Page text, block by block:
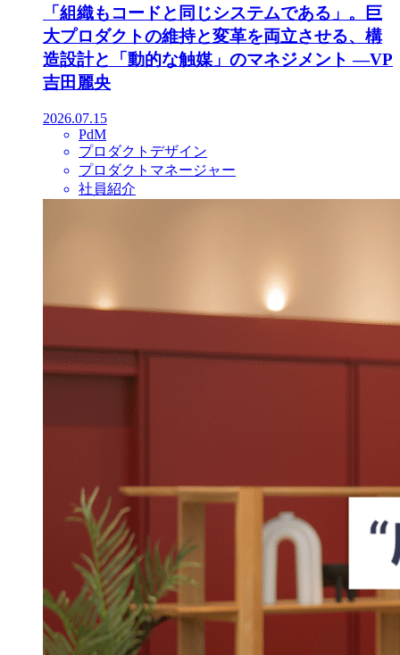
「組織もコードと同じシステムである」。巨
大プロダクトの維持と変革を両立させる、構
造設計と「動的な触媒」のマネジメント ―VP
吉田麗央
2026.07.15
PdM
プロダクトデザイン
プロダクトマネージャー
社員紹介